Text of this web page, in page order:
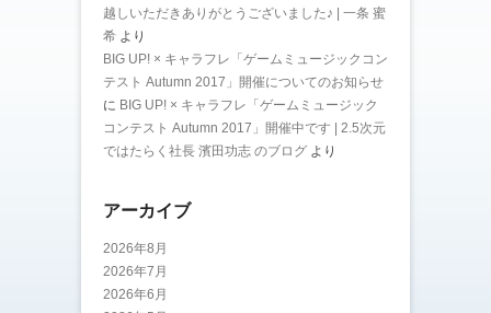
越しいただきありがとうございました♪ | 一条 蜜
希 より
BIG UP! × キャラフレ「ゲームミュージックコン
テスト Autumn 2017」開催についてのお知らせ
に BIG UP! × キャラフレ「ゲームミュージック
コンテスト Autumn 2017」開催中です | 2.5次元
ではたらく社長 濱田功志 のブログ より
アーカイブ
2026年8月
2026年7月
2026年6月